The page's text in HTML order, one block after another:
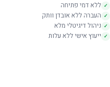
✓ ללא דמי פתיחה
✓ העברה ללא אובדן וותק
✓ ניהול דיגיטלי מלא
✓ ייעוץ אישי ללא עלות